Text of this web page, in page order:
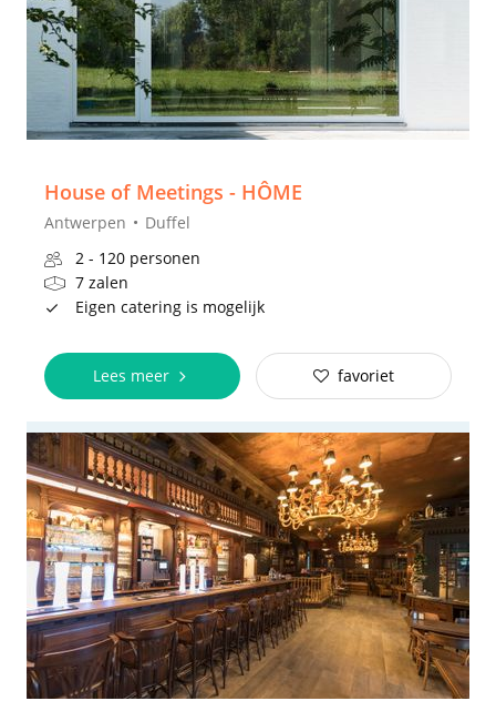
House of Meetings - HÔME
Antwerpen
Duffel
2 - 120 personen
7 zalen
Eigen catering is mogelijk
Lees meer favoriet